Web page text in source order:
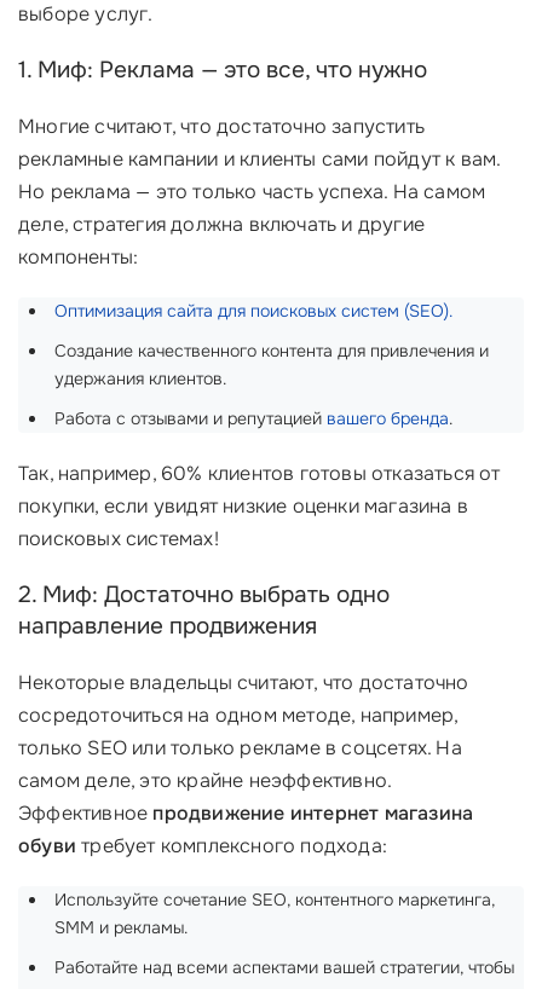
выборе услуг.
1. Миф: Реклама — это все, что нужно
Многие считают, что достаточно запустить
рекламные кампании и клиенты сами пойдут к вам.
Но реклама — это только часть успеха. На самом
деле, стратегия должна включать и другие
компоненты:
Оптимизация сайта для поисковых систем (SEO).
Создание качественного контента для привлечения и
удержания клиентов.
Работа с отзывами и репутацией вашего бренда.
Так, например, 60% клиентов готовы отказаться от
покупки, если увидят низкие оценки магазина в
поисковых системах!
2. Миф: Достаточно выбрать одно
направление продвижения
Некоторые владельцы считают, что достаточно
сосредоточиться на одном методе, например,
только SEO или только рекламе в соцсетях. На
самом деле, это крайне неэффективно.
Эффективное продвижение интернет магазина
обуви требует комплексного подхода:
Используйте сочетание SEO, контентного маркетинга,
SMM и рекламы.
Работайте над всеми аспектами вашей стратегии, чтобы